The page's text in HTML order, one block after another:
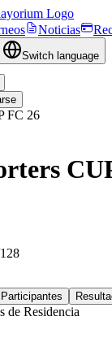
Noticias
Switch language
128
Participantes
de Residencia